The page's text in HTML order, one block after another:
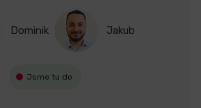
Dominik Jakub
Jsme tu do